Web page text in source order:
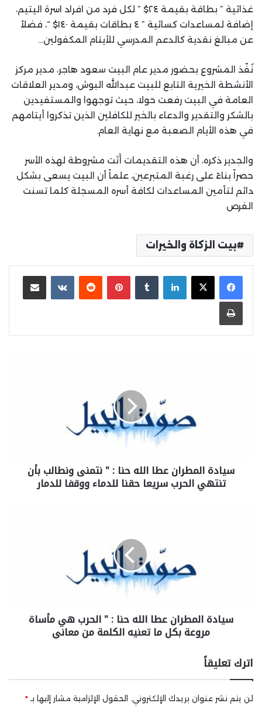
غذائية ” بطاقة بقيمة ٢٤$ ” لكل فرد من افراد اسرة اليتيم،
إضافة لمساعدات كسائية ” ٤ بطاقات بقيمة ١٤٠$ “، فضلاً
عن مبالغ نقدية كالدعم المدرسي للأيتام المكفولين…
نُفّذ المشروع بحضور مدير عام البيت سعود هاجر، مدير مركز
الأنشطة الخيرية التابع للبيت عبدالله البوش، ومدير العلاقات
العامة في البيت رفعت حولا، حيث توجهوا والمستفيدين
بالشكر والتقدير والدعاء بالخير للكافلين الذين تذكروا أيتامهم
في هذه الأيام الصعبة مع نهاية العام.
والجدير ذكره، أن هذه التقديمات أَتَت مشروطة لهذه الأسر
حصراً بناءً على رغبة المتبرعين، علماً أن البيت يسعى بشكل
دائم لتأمين المساعدات لكافة أسره المسجلة كلما تسنت
الفرص
بيت الزكاة والخيرات
لينكدإن بينتيريست مشاركة عبر البريد
طباعة
سيادة المطران عطا الله حنا : " نتمنى ونطالب بأن
تنتهي الحرب سريعا حقنا للدماء ووقفا للدمار
سيادة المطران عطا الله حنا : " الحرب هي مأساة
مروعة بكل ما تعنيه الكلمة من معاني
اترك تعليقاً
لن يتم نشر عنوان بريدك الإلكتروني. الحقول الإلزامية مشار إليها بـ *